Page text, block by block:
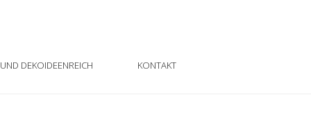
DEKOIDEENREICH KONTAKT